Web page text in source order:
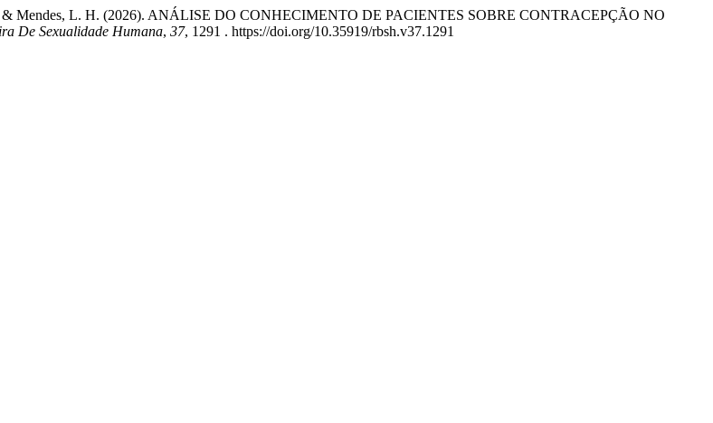
& Mendes, L. H. (2026). ANÁLISE DO CONHECIMENTO DE PACIENTES SOBRE CONTRACEPÇÃO NO
De Sexualidade Humana, 37, 1291 . https://doi.org/10.35919/rbsh.v37.1291